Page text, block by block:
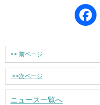
<< 前ページ
>>次ページ
ニュース一覧へ